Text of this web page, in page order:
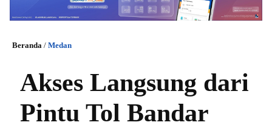
Beranda / Medan
Akses Langsung dari
Pintu Tol Bandar